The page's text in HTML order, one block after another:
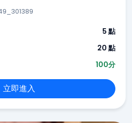
5 點
20 點
100分
立即進入